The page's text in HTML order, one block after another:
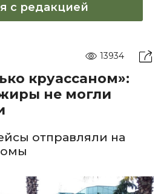
с редакцией
13934
круассаном»:
не могли
отправляли на